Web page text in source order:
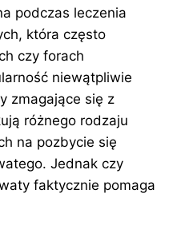
podczas leczenia
która często
czy forach
niewątpliwie
zmagające się z
różnego rodzaju
na pozbycie się
Jednak czy
faktycznie pomaga